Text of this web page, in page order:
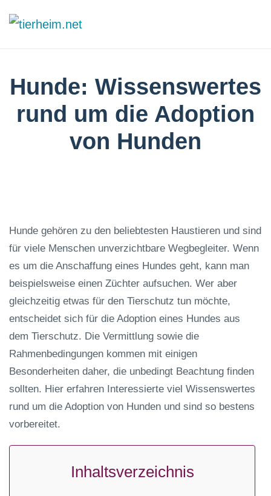
content
Hunde: Wissenswertes
rund um die Adoption
von Hunden
Hunde gehören zu den beliebtesten Haustieren und sind
für viele Menschen unverzichtbare Wegbegleiter. Wenn
es um die Anschaffung eines Hundes geht, kann man
beispielsweise einen Züchter aufsuchen. Wer aber
gleichzeitig etwas für den Tierschutz tun möchte,
entscheidet sich für die Adoption eines Hundes aus
dem Tierschutz. Die Vermittlung sowie die
Rahmenbedingungen kommen mit einigen
Besonderheiten daher, die unbedingt Beachtung finden
sollten. Hier erfahren Interessierte viel Wissenswertes
rund um die Adoption von Hunden und sind so bestens
vorbereitet.
Inhaltsverzeichnis